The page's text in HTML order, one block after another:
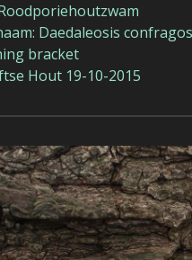
Daedaleosis
bracket
Hout 19-10-2015